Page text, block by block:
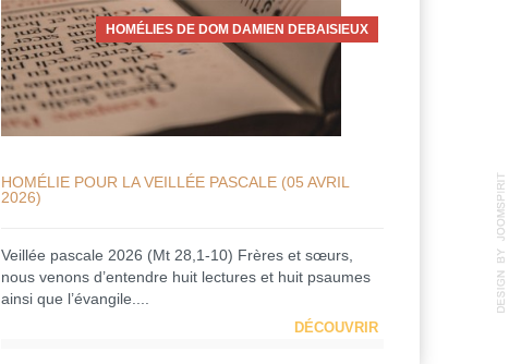
HOMÉLIES DE DOM DAMIEN DEBAISIEUX
HOMÉLIE POUR LA VEILLÉE PASCALE (05 AVRIL
2026)
Veillée pascale 2026 (Mt 28,1-10) Frères et sœurs,
nous venons d’entendre huit lectures et huit psaumes
ainsi que l’évangile....
DÉCOUVRIR